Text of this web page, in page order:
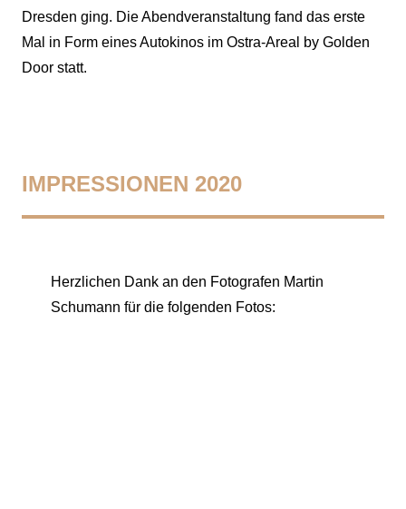
Dresden ging. Die Abendveranstaltung fand das erste
Mal in Form eines Autokinos im Ostra-Areal by Golden
Door statt.
IMPRESSIONEN 2020
Herzlichen Dank an den Fotografen Martin
Schumann für die folgenden Fotos: